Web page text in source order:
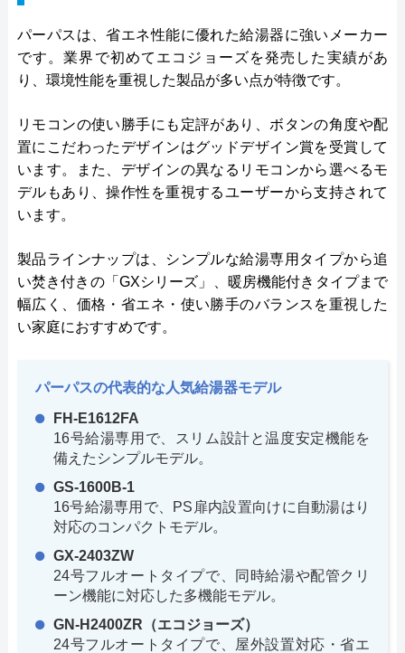
パーパスは、省エネ性能に優れた給湯器に強いメーカー
です。業界で初めてエコジョーズを発売した実績があ
り、環境性能を重視した製品が多い点が特徴です。
リモコンの使い勝手にも定評があり、ボタンの角度や配
置にこだわったデザインはグッドデザイン賞を受賞して
います。また、デザインの異なるリモコンから選べるモ
デルもあり、操作性を重視するユーザーから支持されて
います。
製品ラインナップは、シンプルな給湯専用タイプから追
い焚き付きの「GXシリーズ」、暖房機能付きタイプまで
幅広く、価格・省エネ・使い勝手のバランスを重視した
い家庭におすすめです。
パーパスの代表的な人気給湯器モデル
FH-E1612FA
16号給湯専用で、スリム設計と温度安定機能を
備えたシンプルモデル。
GS-1600B-1
16号給湯専用で、PS扉内設置向けに自動湯はり
対応のコンパクトモデル。
GX-2403ZW
24号フルオートタイプで、同時給湯や配管クリ
ーン機能に対応した多機能モデル。
GN-H2400ZR（エコジョーズ）
24号フルオートタイプで、屋外設置対応・省エ